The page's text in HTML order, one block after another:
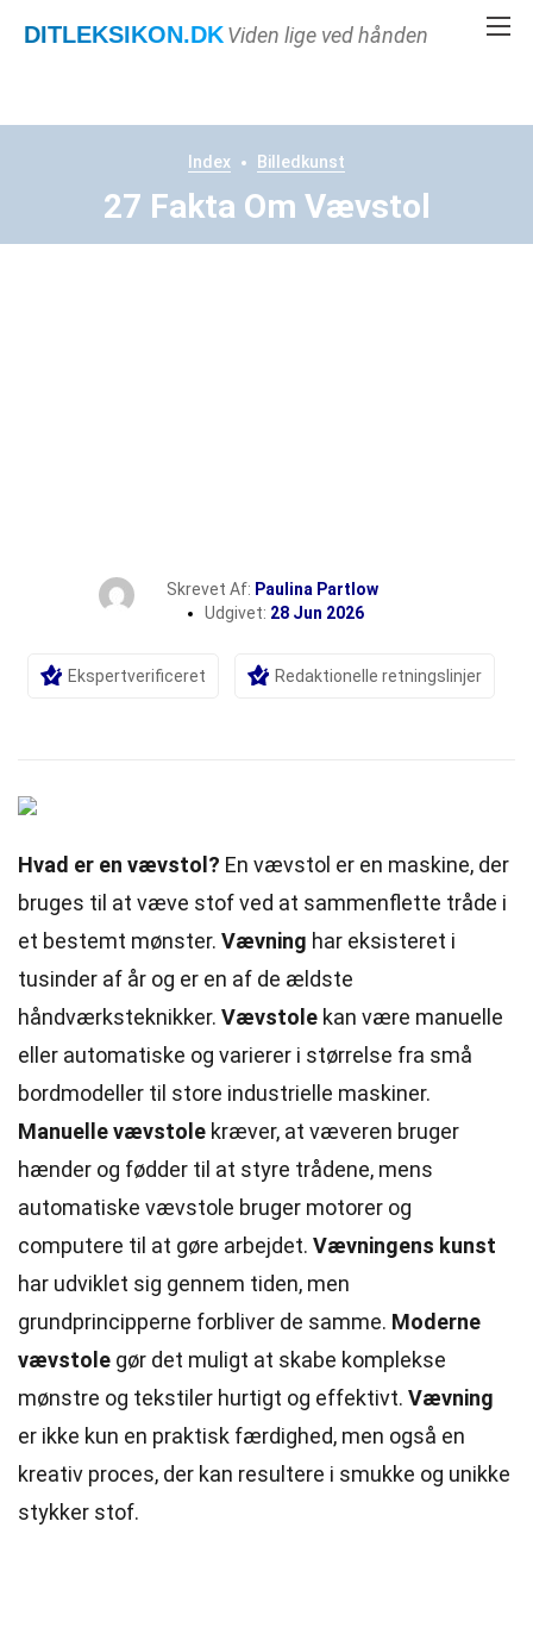
DITLEKSIKON.DKViden lige ved hånden
Index Billedkunst
27 Fakta Om Vævstol
Skrevet Af: Paulina Partlow
Udgivet: 28 Jun 2026
Ekspertverificeret Redaktionelle retningslinjer
Hvad er en vævstol? En vævstol er en maskine, der
bruges til at væve stof ved at sammenflette tråde i
et bestemt mønster. Vævning har eksisteret i
tusinder af år og er en af de ældste
håndværksteknikker. Vævstole kan være manuelle
eller automatiske og varierer i størrelse fra små
bordmodeller til store industrielle maskiner.
Manuelle vævstole kræver, at væveren bruger
hænder og fødder til at styre trådene, mens
automatiske vævstole bruger motorer og
computere til at gøre arbejdet. Vævningens kunst
har udviklet sig gennem tiden, men
grundprincipperne forbliver de samme. Moderne
vævstole gør det muligt at skabe komplekse
mønstre og tekstiler hurtigt og effektivt. Vævning
er ikke kun en praktisk færdighed, men også en
kreativ proces, der kan resultere i smukke og unikke
stykker stof.